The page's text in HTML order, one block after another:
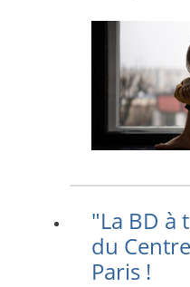
"La BD à
du
Paris !